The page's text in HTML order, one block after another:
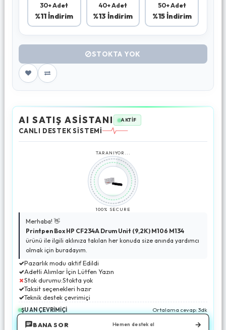
30+ Adet
%11 İndirim
40+ Adet
%13 İndirim
50+ Adet
%15 İndirim
STOKTA YOK
AI SATIŞ ASİSTANI AKTİF
CANLI DESTEK SİSTEMİ
TARANIYOR...
100% SECURE
Merhaba! 👋
Printpen Box HP CF234A Drum Unit (9,2K) M106 M134
ürünü ile ilgili aklınıza takılan her konuda size anında yardımcı
olmak için buradayım.
✓Pazarlık modu aktif Edildi
✓Adetli Alımlar İçin Lütfen Yazın
✗Stok durumu:Stokta yok
✓Taksit seçenekleri hazır
✓Teknik destek çevrimiçi
ŞU AN ÇEVRİMİÇİ Ortalama cevap: 3dk
BANA SOR Hemen destek al →